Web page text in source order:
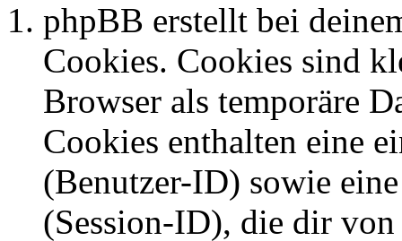
phpBB erstellt bei
Cookies. Cookies sind
Browser als temporäre
Cookies enthalten eine
(Benutzer-ID) sowie
(Session-ID), die dir